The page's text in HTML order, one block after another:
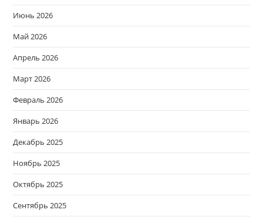
Июнь 2026
Май 2026
Апрель 2026
Март 2026
Февраль 2026
Январь 2026
Декабрь 2025
Ноябрь 2025
Октябрь 2025
Сентябрь 2025